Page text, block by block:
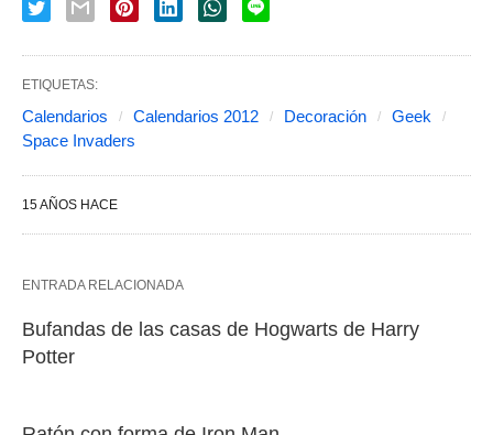
ETIQUETAS:
Calendarios Calendarios 2012 Decoración
Geek
Space Invaders
15 AÑOS HACE
ENTRADA RELACIONADA
Bufandas de las casas de Hogwarts de Harry
Potter